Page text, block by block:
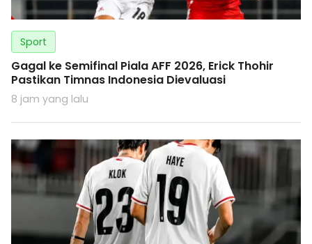
Sport
Gagal ke Semifinal Piala AFF 2026, Erick Thohir
Pastikan Timnas Indonesia Dievaluasi
8 jam yang lalu